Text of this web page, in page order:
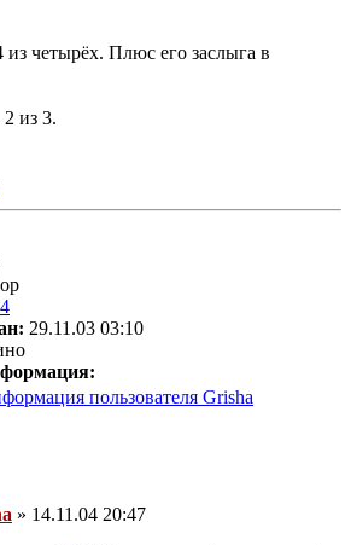
четырёх. Плюс его заслыга в
из 3.
29.11.03 03:10
пользователя Grisha
» 14.11.04 20:47